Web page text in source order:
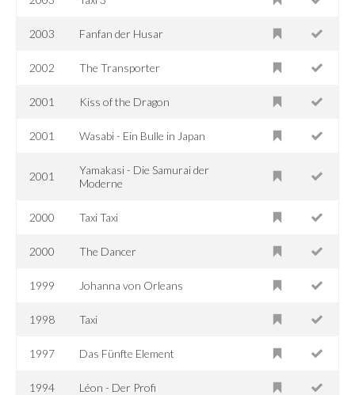
2003 Fanfan der Husar
2002 The Transporter
2001 Kiss of the Dragon
2001 Wasabi - Ein Bulle in Japan
2001
Yamakasi - Die Samurai der
Moderne
2000 Taxi Taxi
2000 The Dancer
1999 Johanna von Orleans
1998 Taxi
1997 Das Fünfte Element
1994 Léon - Der Profi